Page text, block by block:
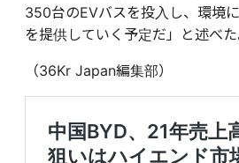
350台のEVバスを投入し、環境
を提供していく予定だ」と述べた
（36Kr Japan編集部）